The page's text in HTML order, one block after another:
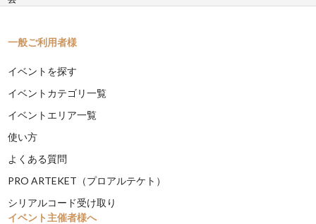
一般ご利用者様
イベントを探す
イベントカテゴリ一覧
イベントエリア一覧
使い方
よくある質問
PRO ARTEKET（プロアルテケト）
シリアルコード受け取り
イベント主催者様へ